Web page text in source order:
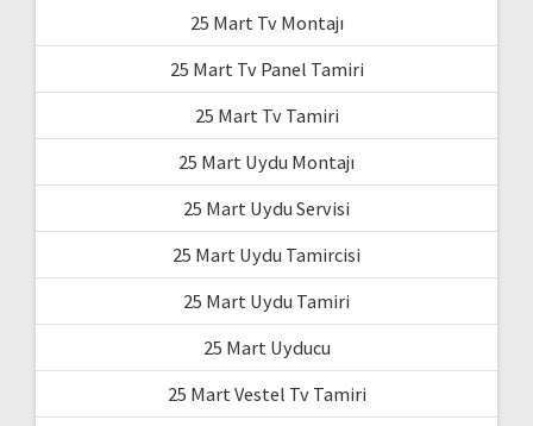
25 Mart Tv Montajı
25 Mart Tv Panel Tamiri
25 Mart Tv Tamiri
25 Mart Uydu Montajı
25 Mart Uydu Servisi
25 Mart Uydu Tamircisi
25 Mart Uydu Tamiri
25 Mart Uyducu
25 Mart Vestel Tv Tamiri